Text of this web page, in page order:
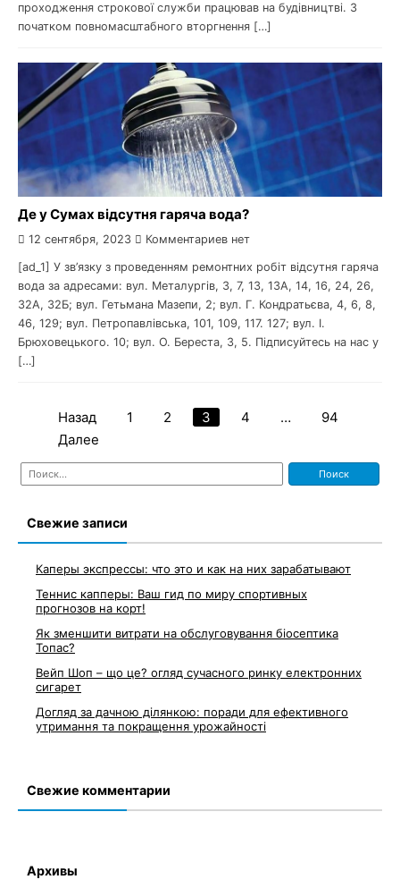
проходження строкової служби працював на будівництві. З
початком повномасштабного вторгнення […]
Де у Сумах відсутня гаряча вода?
12 сентября, 2023 Комментариев нет
[ad_1] У зв’язку з проведенням ремонтних робіт відсутня гаряча
вода за адресами: вул. Металургів, 3, 7, 13, 13А, 14, 16, 24, 26,
32А, 32Б; вул. Гетьмана Мазепи, 2; вул. Г. Кондратьєва, 4, 6, 8,
46, 129; вул. Петропавлівська, 101, 109, 117. 127; вул. І.
Брюховецького. 10; вул. О. Береста, 3, 5. Підписуйтесь на нас у
[…]
Пагинация
записей
Назад 1 2 3 4 …
94
Далее
Найти:
Свежие записи
Каперы экспрессы: что это и как на них зарабатывают
Теннис капперы: Ваш гид по миру спортивных
прогнозов на корт!
Як зменшити витрати на обслуговування біосептика
Топас?
Вейп Шоп – що це? огляд сучасного ринку електронних
сигарет
Догляд за дачною ділянкою: поради для ефективного
утримання та покращення урожайності
Свежие комментарии
Архивы